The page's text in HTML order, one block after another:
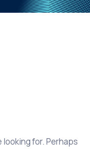
looking for. Perhaps